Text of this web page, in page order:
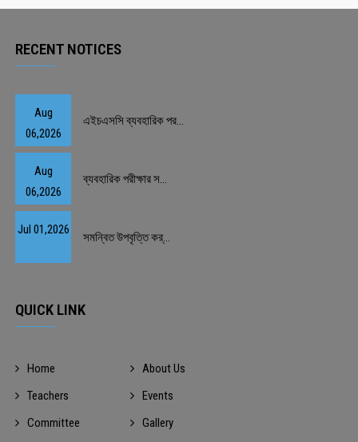
RECENT NOTICES
Aug
06,2026
এইচএসসি ব্যবহারিক পর...
Aug
06,2026
ব্যবহারিক পরীক্ষার স...
Jul 01,2026
সমন্বিত উপবৃত্তি কর্...
QUICK LINK
Home
About Us
Teachers
Events
Committee
Gallery